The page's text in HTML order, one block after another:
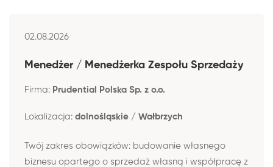
02.08.2026
Menedżer / Menedżerka Zespołu Sprzedaży
Firma: Prudential Polska Sp. z o.o.
Lokalizacja: dolnośląskie / Wałbrzych
Twój zakres obowiązków: budowanie własnego
biznesu opartego o sprzedaż własną i współpracę z